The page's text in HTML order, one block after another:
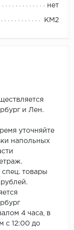
SPC Flooring
SPC Kronostep
TANTO
нет
КМ2
и Лен.
уточняйте
напольных
товары
4 часа, в
с 12:00 до